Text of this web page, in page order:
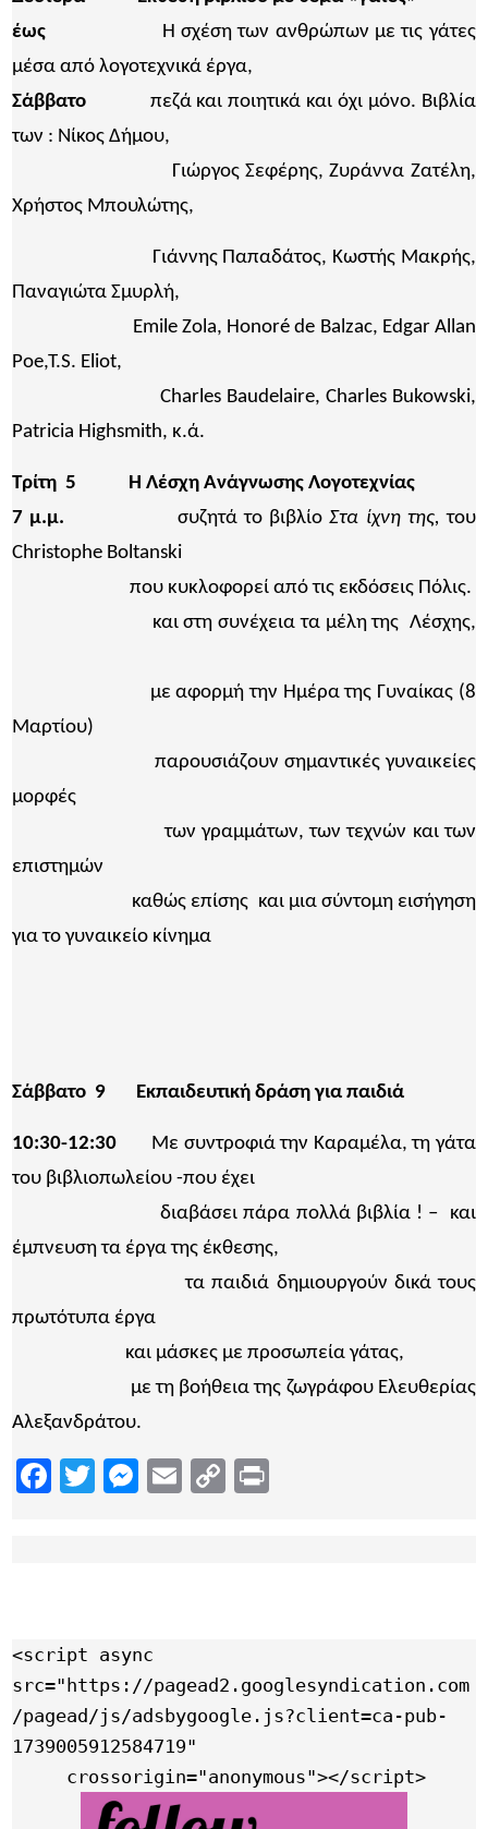
έως
Η σχέση των ανθρώπων με τις γάτες
μέσα από λογοτεχνικά έργα,
Σάββατο
πεζά και ποιητικά και όχι μόνο. Βιβλία
των : Νίκος Δήμου,
Γιώργος Σεφέρης, Ζυράννα Ζατέλη,
Χρήστος Μπουλώτης,
Γιάννης Παπαδάτος, Kωστής Μακρής,
Παναγιώτα Σμυρλή,
Emile Zola, Honoré de Balzac, Edgar Allan
Poe,T.S. Eliot,
Charles Baudelaire, Charles Bukowski,
Patricia Highsmith, κ.ά.
Τρίτη 5
Η Λέσχη Ανάγνωσης Λογοτεχνίας
7 μ.μ. συζητά το βιβλίοΣτα ίχνη της, του
Christophe Boltanski
που κυκλοφορεί από τις εκδόσεις Πόλις.
και στη συνέχεια τα μέλη της Λέσχης,
με αφορμή την Ημέρα της Γυναίκας (8
Μαρτίου)
παρουσιάζουν σημαντικές γυναικείες
μορφές
των γραμμάτων, των τεχνών και των
επιστημών
καθώς επίσης και μια σύντομη εισήγηση
για το γυναικείο κίνημα
Σάββατο 9 Εκπαιδευτική δράση για παιδιά
10:30-12:30 Με συντροφιά την Καραμέλα, τη γάτα
του βιβλιοπωλείου -που έχει
διαβάσει πάρα πολλά βιβλία ! – και
έμπνευση τα έργα της έκθεσης,
τα παιδιά δημιουργούν δικά τους
πρωτότυπα έργα
και μάσκες με προσωπεία γάτας,
με τη βοήθεια της ζωγράφου Ελευθερίας
Αλεξανδράτου.
Facebook
TwitterMessenger
EmailCopy
<script async
src="https://pagead2.googlesyndication.com
/pagead/js/adsbygoogle.js?client=ca-pub-
1739005912584719"
     crossorigin="anonymous"></script>